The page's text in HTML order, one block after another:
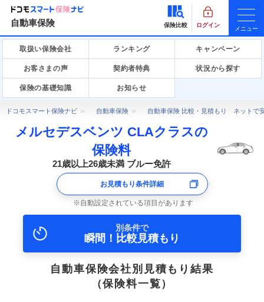
自動車保険 保険比較 ログイン
メニュー
取扱い保険会社 ランキング キャンペーン
お客さまの声 契約者特典 状況から探す
保険の基礎知識 お知らせ
ドコモスマート保険ナビ 自動車保険 自動車保険 比較・見積もり ネットで
メルセデスベンツ CLAクラスの
保険料
21歳以上26歳未満 ブルー免許
お見積もり条件詳細
自動設定されている項目があります
別条件で
瞬間！比較見積もり
自動車保険会社別見積もり結果
（保険料一覧）